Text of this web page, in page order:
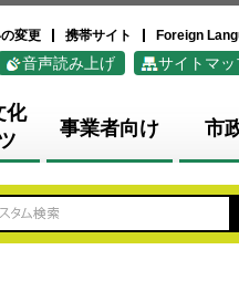
変更 携帯サイト Foreign
音声読み上げ サイトマッ
化
事業者向け 市